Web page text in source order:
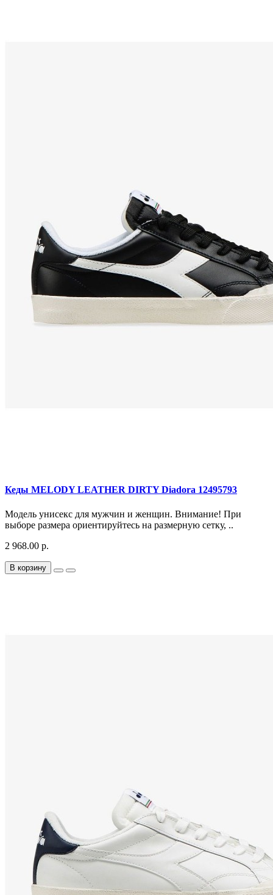
Кеды MELODY LEATHER DIRTY Diadora 12495793
Модель унисекс для мужчин и женщин. Внимание! При
выборе размера ориентируйтесь на размерную сетку, ..
2 968.00 р.
В корзину